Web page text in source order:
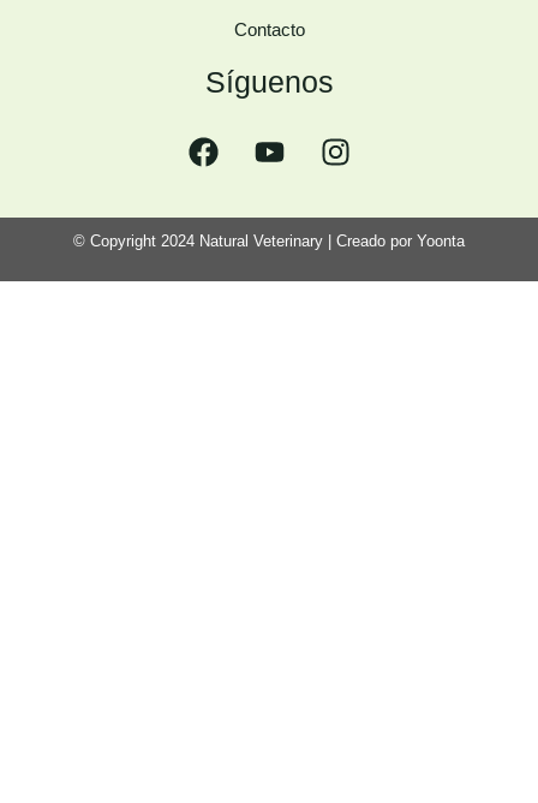
Contacto
Síguenos
© Copyright 2024 Natural Veterinary | Creado por Yoonta